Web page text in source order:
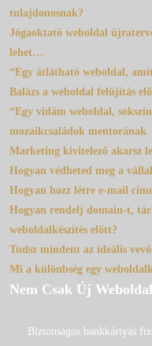
tulajdonosnak?
Jógaoktató weboldal
lehet…
“Egy átlátható weboldal,
Balázs a weboldal felújítás
“Egy vidám weboldal,
mozaikcsaládok mentorának
Marketing kivitelező akarsz
Hogyan védheted meg a
Hogyan hozz létre e-mail
Hogyan rendelj domain-t,
weboldalkészítés előtt?
Tudsz mindent az ideális
Mi a különbség egy
Nem Csak Új
Biztonságos bankkártyás